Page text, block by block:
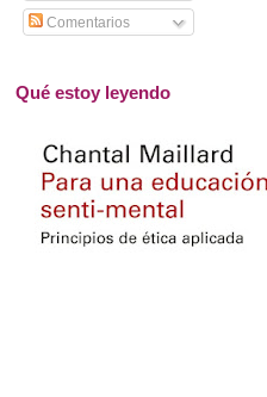
Comentarios
Qué estoy leyendo